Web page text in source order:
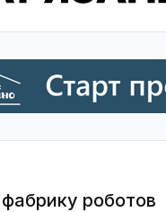
роботов